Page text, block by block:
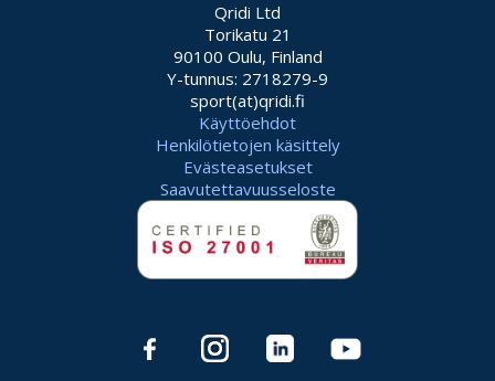
Qridi Ltd
Torikatu 21
90100 Oulu, Finland
Y-tunnus: 2718279-9
sport(at)qridi.fi
Käyttöehdot
Henkilötietojen käsittely
Evästeasetukset
Saavutettavuusseloste